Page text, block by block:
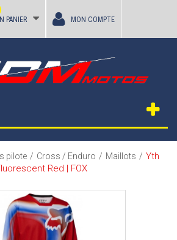
PANIER MON COMPTE
pilote / Cross / Enduro / Maillots / Yth
Red | FOX